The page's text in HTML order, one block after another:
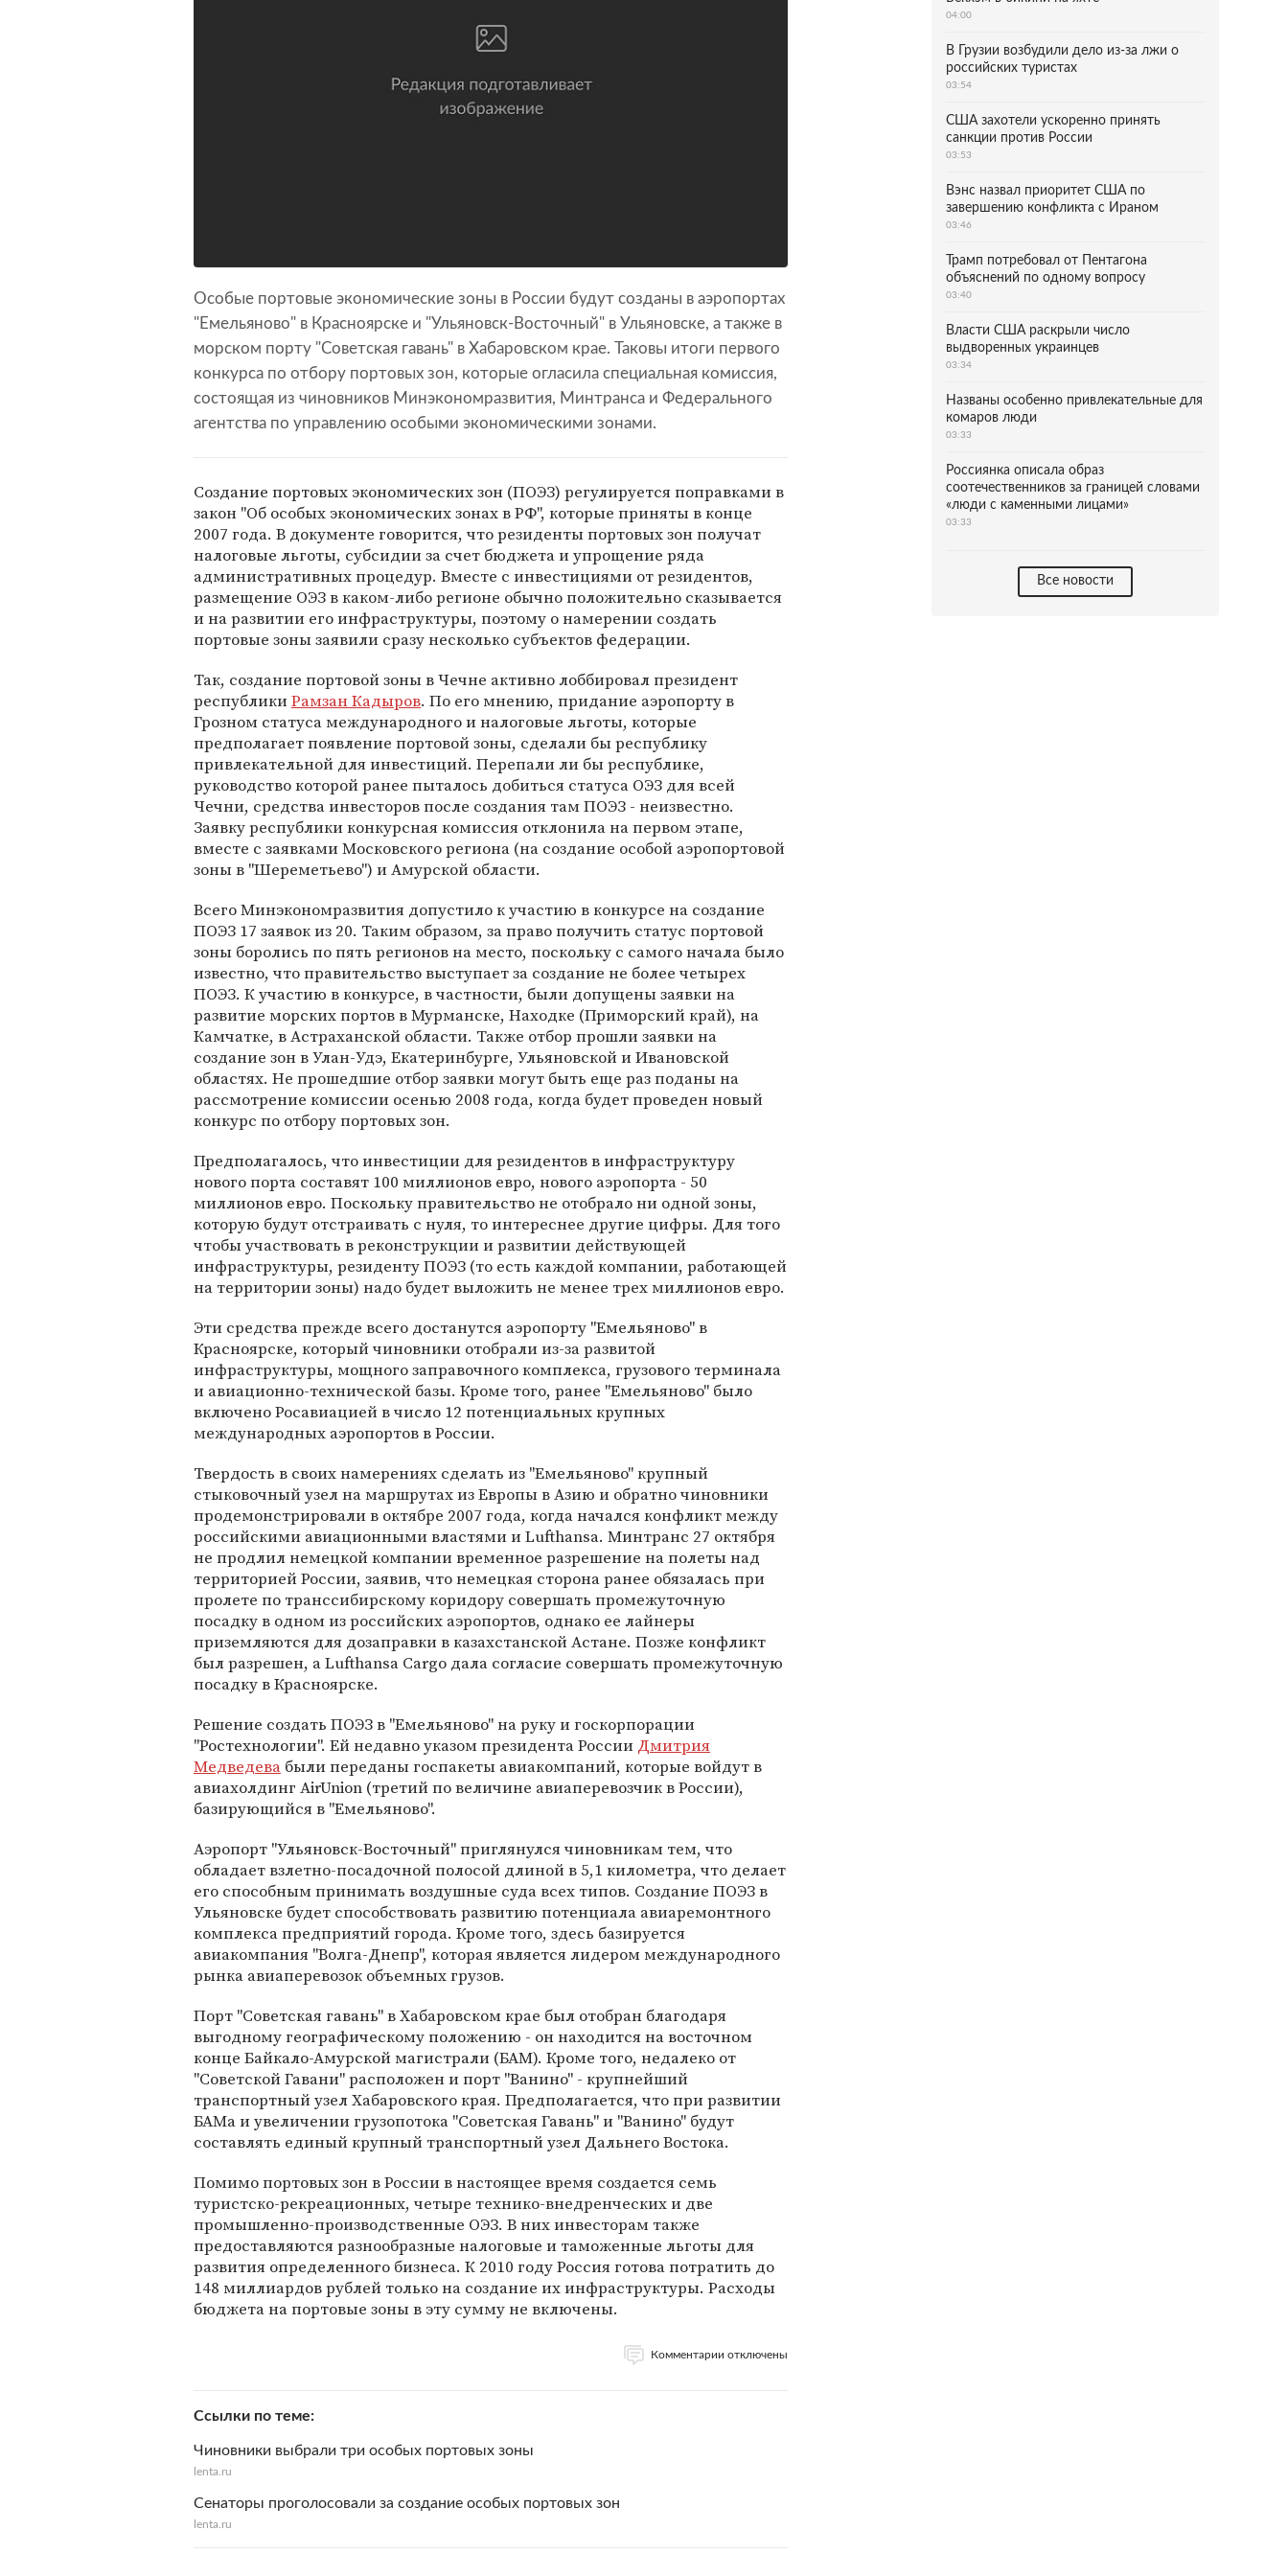
Особые портовые экономические зоны в России будут созданы в аэропортах
"Емельяново" в Красноярске и "Ульяновск-Восточный" в Ульяновске, а также в
морском порту "Советская гавань" в Хабаровском крае. Таковы итоги первого
конкурса по отбору портовых зон, которые огласила специальная комиссия,
состоящая из чиновников Минэкономразвития, Минтранса и Федерального
агентства по управлению особыми экономическими зонами.
Создание портовых экономических зон (ПОЭЗ) регулируется поправками в
закон "Об особых экономических зонах в РФ", которые приняты в конце
2007 года. В документе говорится, что резиденты портовых зон получат
налоговые льготы, субсидии за счет бюджета и упрощение ряда
административных процедур. Вместе с инвестициями от резидентов,
размещение ОЭЗ в каком-либо регионе обычно положительно сказывается
и на развитии его инфраструктуры, поэтому о намерении создать
портовые зоны заявили сразу несколько субъектов федерации.
Так, создание портовой зоны в Чечне активно лоббировал президент
республикиРамзан Кадыров. По его мнению, придание аэропорту в
Грозном статуса международного и налоговые льготы, которые
предполагает появление портовой зоны, сделали бы республику
привлекательной для инвестиций. Перепали ли бы республике,
руководство которой ранее пыталось добиться статуса ОЭЗ для всей
Чечни, средства инвесторов после создания там ПОЭЗ - неизвестно.
Заявку республики конкурсная комиссия отклонила на первом этапе,
вместе с заявками Московского региона (на создание особой аэропортовой
зоны в "Шереметьево") и Амурской области.
Всего Минэкономразвития допустило к участию в конкурсе на создание
ПОЭЗ 17 заявок из 20. Таким образом, за право получить статус портовой
зоны боролись по пять регионов на место, поскольку с самого начала было
известно, что правительство выступает за создание не более четырех
ПОЭЗ. К участию в конкурсе, в частности, были допущены заявки на
развитие морских портов в Мурманске, Находке (Приморский край), на
Камчатке, в Астраханской области. Также отбор прошли заявки на
создание зон в Улан-Удэ, Екатеринбурге, Ульяновской и Ивановской
областях. Не прошедшие отбор заявки могут быть еще раз поданы на
рассмотрение комиссии осенью 2008 года, когда будет проведен новый
конкурс по отбору портовых зон.
Предполагалось, что инвестиции для резидентов в инфраструктуру
нового порта составят 100 миллионов евро, нового аэропорта - 50
миллионов евро. Поскольку правительство не отобрало ни одной зоны,
которую будут отстраивать с нуля, то интереснее другие цифры. Для того
чтобы участвовать в реконструкции и развитии действующей
инфраструктуры, резиденту ПОЭЗ (то есть каждой компании, работающей
на территории зоны) надо будет выложить не менее трех миллионов евро.
Эти средства прежде всего достанутся аэропорту "Емельяново" в
Красноярске, который чиновники отобрали из-за развитой
инфраструктуры, мощного заправочного комплекса, грузового терминала
и авиационно-технической базы. Кроме того, ранее "Емельяново" было
включено Росавиацией в число 12 потенциальных крупных
международных аэропортов в России.
Твердость в своих намерениях сделать из "Емельяново" крупный
стыковочный узел на маршрутах из Европы в Азию и обратно чиновники
продемонстрировали в октябре 2007 года, когда начался конфликт между
российскими авиационными властями и Lufthansa. Минтранс 27 октября
не продлил немецкой компании временное разрешение на полеты над
территорией России, заявив, что немецкая сторона ранее обязалась при
пролете по транссибирскому коридору совершать промежуточную
посадку в одном из российских аэропортов, однако ее лайнеры
приземляются для дозаправки в казахстанской Астане. Позже конфликт
был разрешен, а Lufthansa Cargo дала согласие совершать промежуточную
посадку в Красноярске.
Решение создать ПОЭЗ в "Емельяново" на руку и госкорпорации
"Ростехнологии". Ей недавно указом президента России Дмитрия
Медведева были переданы госпакеты авиакомпаний, которые войдут в
авиахолдинг AirUnion (третий по величине авиаперевозчик в России),
базирующийся в "Емельяново".
Аэропорт "Ульяновск-Восточный" приглянулся чиновникам тем, что
обладает взлетно-посадочной полосой длиной в 5,1 километра, что делает
его способным принимать воздушные суда всех типов. Создание ПОЭЗ в
Ульяновске будет способствовать развитию потенциала авиаремонтного
комплекса предприятий города. Кроме того, здесь базируется
авиакомпания "Волга-Днепр", которая является лидером международного
рынка авиаперевозок объемных грузов.
Порт "Советская гавань" в Хабаровском крае был отобран благодаря
выгодному географическому положению - он находится на восточном
конце Байкало-Амурской магистрали (БАМ). Кроме того, недалеко от
"Советской Гавани" расположен и порт "Ванино" - крупнейший
транспортный узел Хабаровского края. Предполагается, что при развитии
БАМа и увеличении грузопотока "Советская Гавань" и "Ванино" будут
составлять единый крупный транспортный узел Дальнего Востока.
Помимо портовых зон в России в настоящее время создается семь
туристско-рекреационных, четыре технико-внедренческих и две
промышленно-производственные ОЭЗ. В них инвесторам также
предоставляются разнообразные налоговые и таможенные льготы для
развития определенного бизнеса. К 2010 году Россия готова потратить до
148 миллиардов рублей только на создание их инфраструктуры. Расходы
бюджета на портовые зоны в эту сумму не включены.
Комментарии отключены
Ссылки по теме
Чиновники выбрали три особых портовых зоны
lenta.ru
Сенаторы проголосовали за создание особых портовых зон
lenta.ru
04:00
В Грузии возбудили дело из-за лжи о
российских туристах
03:54
США захотели ускоренно принять
санкции против России
03:53
Вэнс назвал приоритет США по
завершению конфликта с Ираном
03:46
Трамп потребовал от Пентагона
объяснений по одному вопросу
03:40
Власти США раскрыли число
выдворенных украинцев
03:34
Названы особенно привлекательные для
комаров люди
03:33
Россиянка описала образ
соотечественников за границей словами
«люди с каменными лицами»
03:33
Все новости